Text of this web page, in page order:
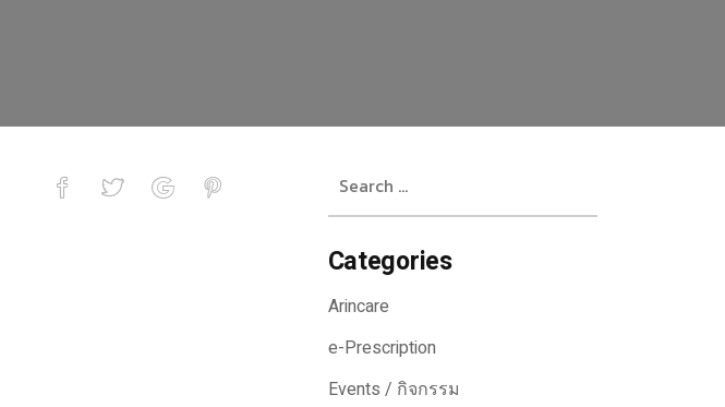
for:
Categories
Arincare
e-Prescription
Events / กิจกรรม